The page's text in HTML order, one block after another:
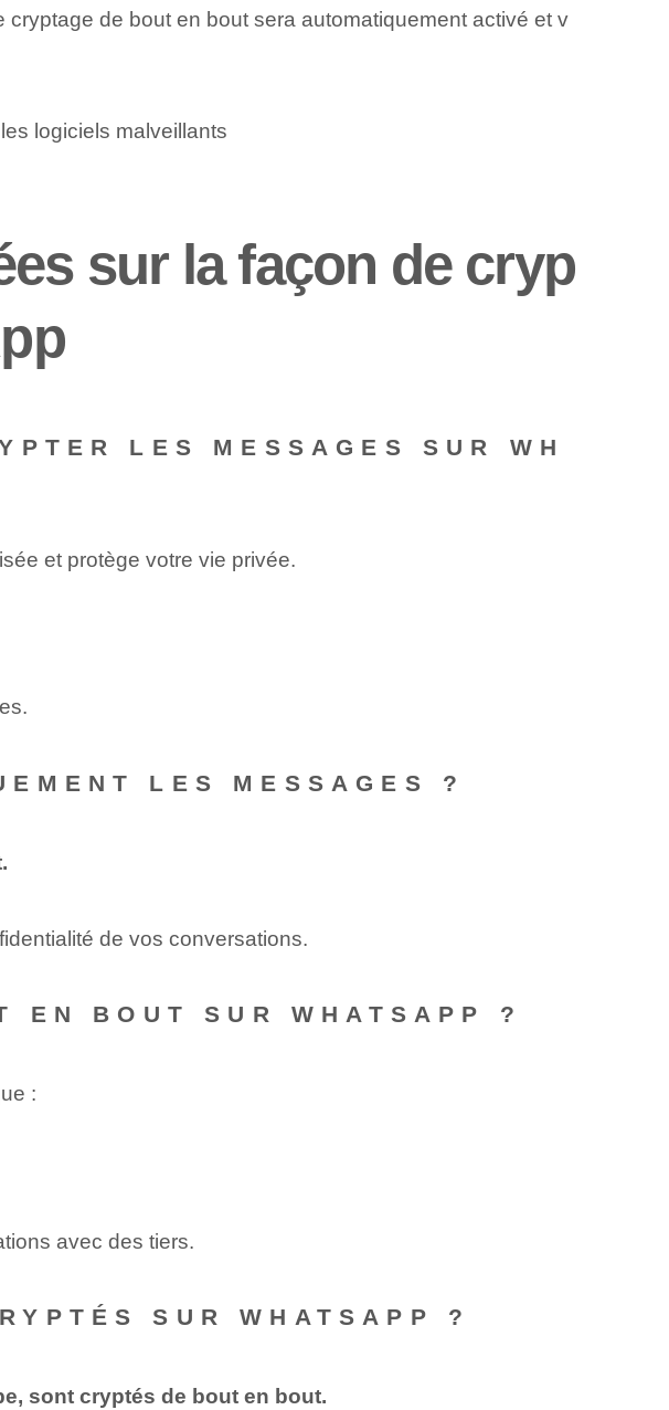
de bout en bout sera automatiquement activé et v
logiciels malveillants
sur la façon de cryp
LES MESSAGES SUR WH
et protège votre vie privée.
LES MESSAGES ?
de vos conversations.
BOUT SUR WHATSAPP ?
:
avec des tiers.
SUR WHATSAPP ?
sont cryptés de bout en bout.